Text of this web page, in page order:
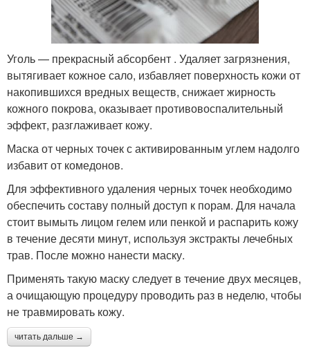
Уголь — прекрасный абсорбент . Удаляет загрязнения,
вытягивает кожное сало, избавляет поверхность кожи от
накопившихся вредных веществ, снижает жирность
кожного покрова, оказывает противовоспалительный
эффект, разглаживает кожу.
Маска от черных точек с активированным углем надолго
избавит от комедонов.
Для эффективного удаления черных точек необходимо
обеспечить составу полный доступ к порам. Для начала
стоит вымыть лицом гелем или пенкой и распарить кожу
в течение десяти минут, используя экстракты лечебных
трав. После можно нанести маску.
Применять такую маску следует в течение двух месяцев,
а очищающую процедуру проводить раз в неделю, чтобы
не травмировать кожу.
читать дальше →